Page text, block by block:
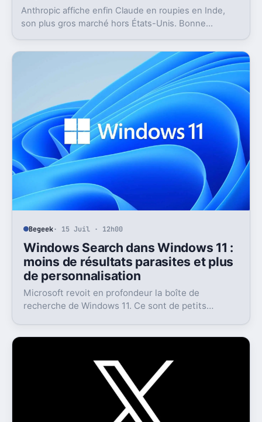
Anthropic affiche enfin Claude en roupies en Inde,
son plus gros marché hors États-Unis. Bonne
abonnements.
Begeek· 15 Juil · 12h00
Windows Search dans Windows 11 :
moins de résultats parasites et plus
de personnalisation
Microsoft revoit en profondeur la boîte de
recherche de Windows 11. Ce sont de petits